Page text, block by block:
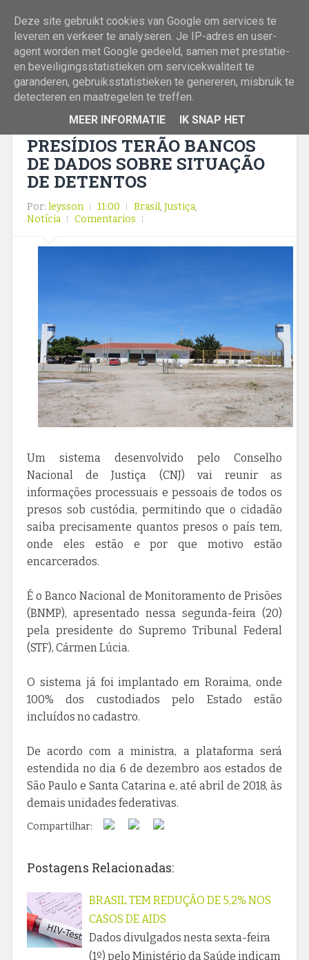
PRESÍDIOS TERÃO BANCOS
DE DADOS SOBRE SITUAÇÃO
DE DETENTOS
Por: leysson 11:00 Brasil, Justiça,
Notícia
Comentarios
Um sistema desenvolvido pelo Conselho
Nacional de Justiça (CNJ) vai reunir as
informações processuais e pessoais de todos os
presos sob custódia, permitindo que o cidadão
saiba precisamente quantos presos o país tem,
onde eles estão e por que motivo estão
encarcerados.
É o Banco Nacional de Monitoramento de Prisões
(BNMP), apresentado nessa segunda-feira (20)
pela presidente do Supremo Tribunal Federal
(STF), Cármen Lúcia.
O sistema já foi implantado em Roraima, onde
100% dos custodiados pelo Estado estão
incluídos no cadastro.
De acordo com a ministra, a plataforma será
estendida no dia 6 de dezembro aos estados de
São Paulo e Santa Catarina e, até abril de 2018, às
demais unidades federativas.
Compartilhar:
Postagens Relacionadas:
BRASIL TEM REDUÇÃO DE 5,2% NOS
CASOS DE AIDS
Dados divulgados nesta sexta-feira
(1º) pelo Ministério da Saúde indicam
Deze site gebruikt cookies van Google om services te
leveren en verkeer te analyseren. Je IP-adres en user-
agent worden met Google gedeeld, samen met prestatie-
en beveiligingsstatistieken om servicekwaliteit te
garanderen, gebruiksstatistieken te genereren, misbruik te
detecteren en maatregelen te treffen.
MEER INFORMATIE
IK SNAP HET